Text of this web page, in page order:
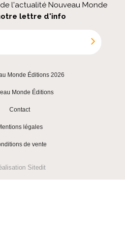
l'actualité Nouveau Monde
lettre d'info
Monde Éditions 2026
Monde Éditions
Contact
légales
de vente
Sitedit